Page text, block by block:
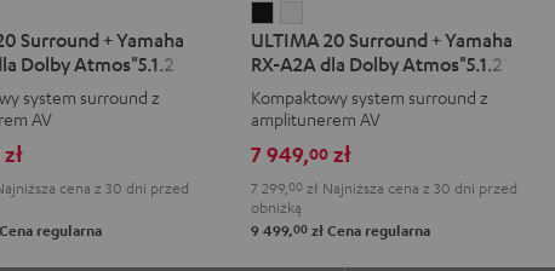
Surround + Yamaha
Dolby Atmos"5.1.2"
system surround z
AV
zł
cena z 30 dni przed
Cena regularna
20
Surround
+
Yamaha
RX-
A2A
dla
20
Surround
+
Yamaha
RX-
A2A
ULTIMA 20 Surround + Yamaha
RX-A2A dla Dolby Atmos"5.1.2"
Kompaktowy system surround z
amplitunerem AV
7 949,00 zł
7 299,00 zł Najniższa cena z 30 dni przed
obniżką
9 499,00 zł Cena regularna